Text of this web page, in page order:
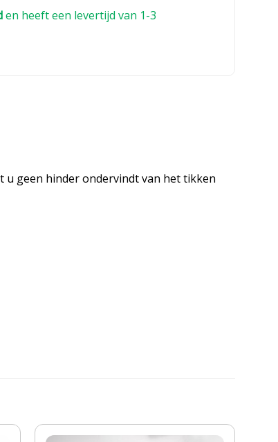
en heeft een levertijd van 1-3
u geen hinder ondervindt van het tikken